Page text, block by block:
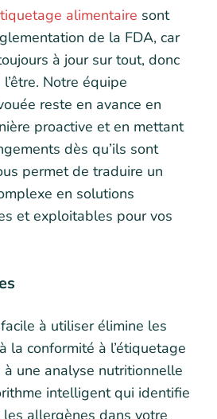
alimentaire sont
de la FDA, car
à jour sur tout, donc
Notre équipe
reste en avance en
proactive et en mettant
dès qu’ils sont
permet de traduire un
en solutions
et exploitables pour vos
à utiliser élimine les
la conformité à l’étiquetage
à une analyse nutritionnelle
intelligent qui identifie
allergènes dans votre